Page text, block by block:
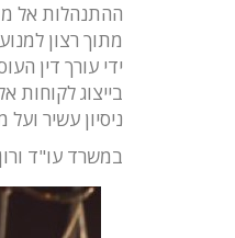
ההתנהלות אל
מתוך רצון
ידי עורך דין
בייצוג לקוחות
ניסיון עשיר
במשרד עו"ד